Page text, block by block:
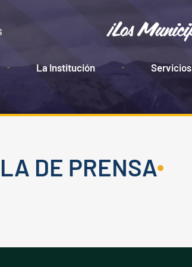
La Institución Servicios
DE PRENSA